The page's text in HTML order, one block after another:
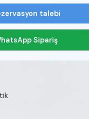
talebi
Sipariş